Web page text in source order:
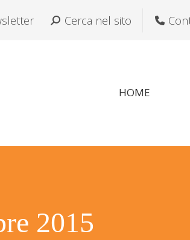
Cerca:Cerca nel sito
HOME
2015